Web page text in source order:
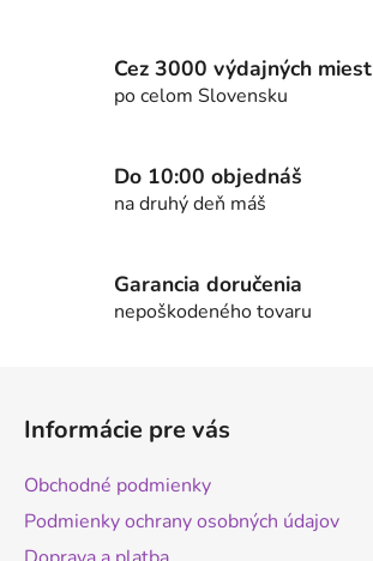
a
c
p
r
y
v
ý
i
e
Cez 3000 výdajných miest
po celom Slovensku
Do 10:00 objednáš
na druhý deň máš
Garancia doručenia
nepoškodeného tovaru
Informácie pre vás
Obchodné podmienky
Podmienky ochrany osobných údajov